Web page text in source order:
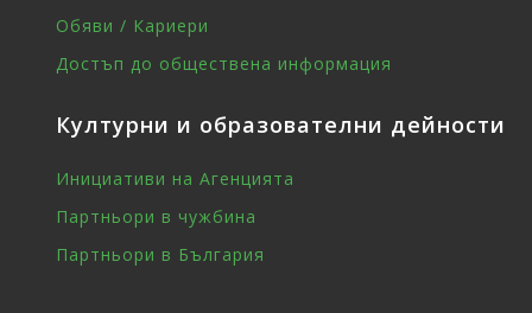
Обяви / Кариери
Достъп до обществена информация
Културни и образователни дейности
Инициативи на Агенцията
Партньори в чужбина
Партньори в България